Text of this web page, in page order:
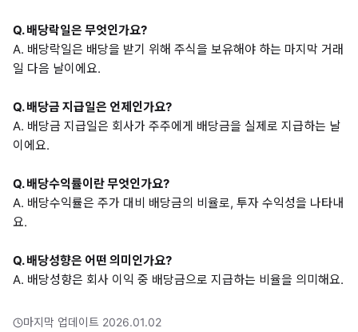
Q. 배당락일은 무엇인가요?
A. 배당락일은 배당을 받기 위해 주식을 보유해야 하는 마지막 거래
일 다음 날이에요.
Q. 배당금 지급일은 언제인가요?
A. 배당금 지급일은 회사가 주주에게 배당금을 실제로 지급하는 날
이에요.
Q. 배당수익률이란 무엇인가요?
A. 배당수익률은 주가 대비 배당금의 비율로, 투자 수익성을 나타내
요.
Q. 배당성향은 어떤 의미인가요?
A. 배당성향은 회사 이익 중 배당금으로 지급하는 비율을 의미해요.
마지막 업데이트 2026.01.02